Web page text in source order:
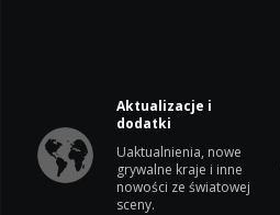
Aktualizacje i
dodatki
Uaktualnienia, nowe
grywalne kraje i inne
nowości ze światowej
sceny.